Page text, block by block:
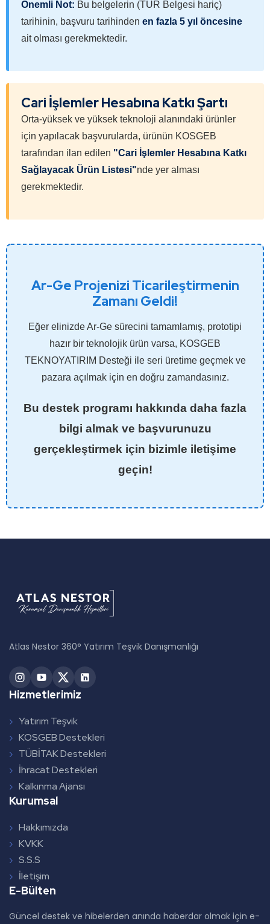
Önemli Not: Bu belgelerin (TÜR Belgesi hariç)
tarihinin, başvuru tarihinden en fazla 5 yıl öncesine
ait olması gerekmektedir.
Cari İşlemler Hesabına Katkı Şartı
Orta-yüksek ve yüksek teknoloji alanındaki ürünler
için yapılacak başvurularda, ürünün KOSGEB
tarafından ilan edilen "Cari İşlemler Hesabına Katkı
Sağlayacak Ürün Listesi"nde yer alması
gerekmektedir.
Ar-Ge Projenizi Ticarileştirmenin
Zamanı Geldi!
Eğer elinizde Ar-Ge sürecini tamamlamış, prototipi
hazır bir teknolojik ürün varsa, KOSGEB
TEKNOYATIRIM Desteği ile seri üretime geçmek ve
pazara açılmak için en doğru zamandasınız.
Bu destek programı hakkında daha fazla
bilgi almak ve başvurunuzu
gerçekleştirmek için bizimle iletişime
geçin!
Atlas Nestor 360° Yatırım Teşvik Danışmanlığı
Hizmetlerimiz
Yatırım Teşvik
KOSGEB Destekleri
TÜBİTAK Destekleri
İhracat Destekleri
Kalkınma Ajansı
Kurumsal
Hakkımızda
KVKK
S.S.S
İletişim
E-Bülten
Güncel destek ve hibelerden anında haberdar olmak için e-